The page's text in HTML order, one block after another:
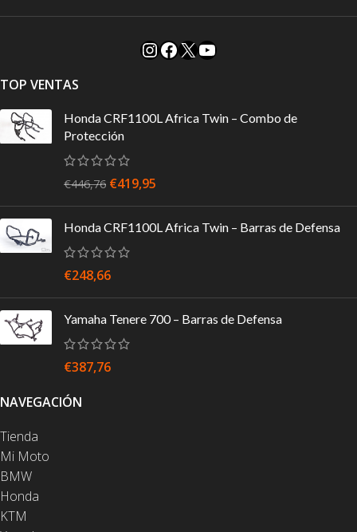
TOP VENTAS
Honda CRF1100L Africa Twin – Combo de
Protección
€446,76 €419,95
Honda CRF1100L Africa Twin – Barras de Defensa
€248,66
Yamaha Tenere 700 – Barras de Defensa
€387,76
NAVEGACIÓN
Tienda
Mi Moto
BMW
Honda
KTM